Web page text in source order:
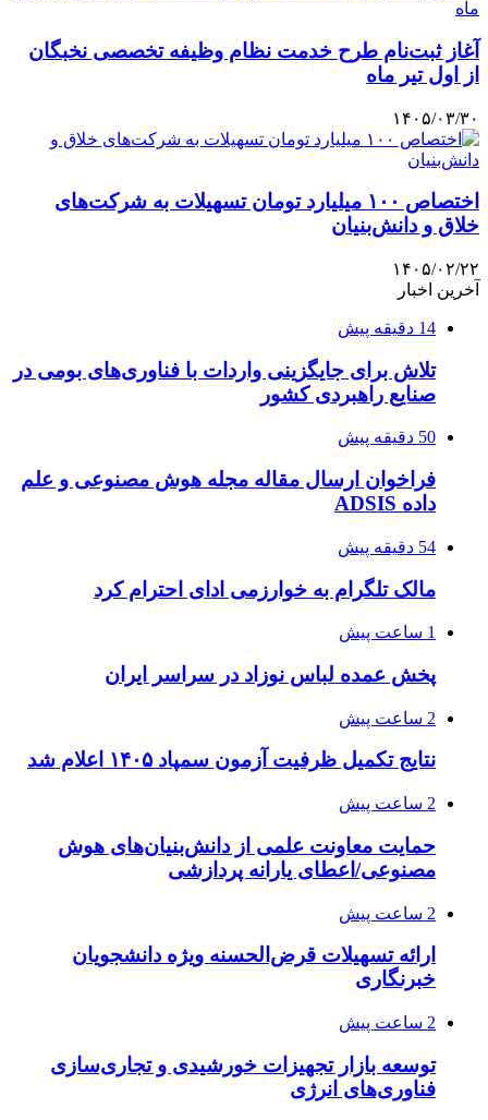
آغاز ثبت‌نام طرح خدمت نظام وظیفه تخصصی نخبگان
از اول تیر ماه
۱۴۰۵/۰۳/۳۰
اختصاص ۱۰۰ میلیارد تومان تسهیلات به شرکت‌های
خلاق و دانش‌بنیان
۱۴۰۵/۰۲/۲۲
آخرین اخبار
14 دقیقه پیش
تلاش برای جایگزینی واردات با فناوری‌های بومی در
صنایع راهبردی کشور
50 دقیقه پیش
فراخوان ارسال مقاله مجله هوش مصنوعی و علم
داده ADSIS
54 دقیقه پیش
مالک تلگرام به خوارزمی ادای احترام کرد
1 ساعت پیش
پخش عمده لباس نوزاد در سراسر ایران
2 ساعت پیش
نتایج تکمیل ظرفیت آزمون سمپاد ۱۴۰۵ اعلام شد
2 ساعت پیش
حمایت معاونت علمی از دانش‌بنیان‌های هوش
مصنوعی/اعطای یارانه پردازشی
2 ساعت پیش
ارائه تسهیلات قرض‌الحسنه ویژه دانشجویان
خبرنگاری
2 ساعت پیش
توسعه بازار تجهیزات خورشیدی و تجاری‌سازی
فناوری‌های انرژی